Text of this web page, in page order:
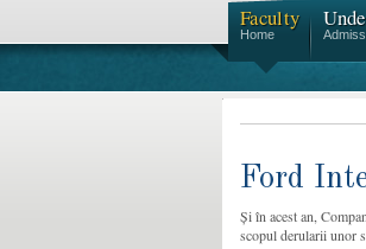
Faculty
Home
Ford
Și în acest an,
scopul derularii unor